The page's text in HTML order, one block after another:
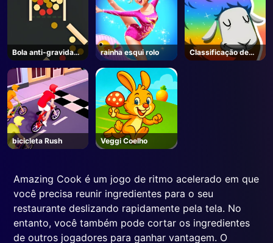
Bola anti-gravidade
2
rainha esqui rolo
Classificação de
ovelhas
bicicleta Rush Veggi Coelho
Amazing Cook é um jogo de ritmo acelerado em que
você precisa reunir ingredientes para o seu
restaurante deslizando rapidamente pela tela. No
entanto, você também pode cortar os ingredientes
de outros jogadores para ganhar vantagem. O